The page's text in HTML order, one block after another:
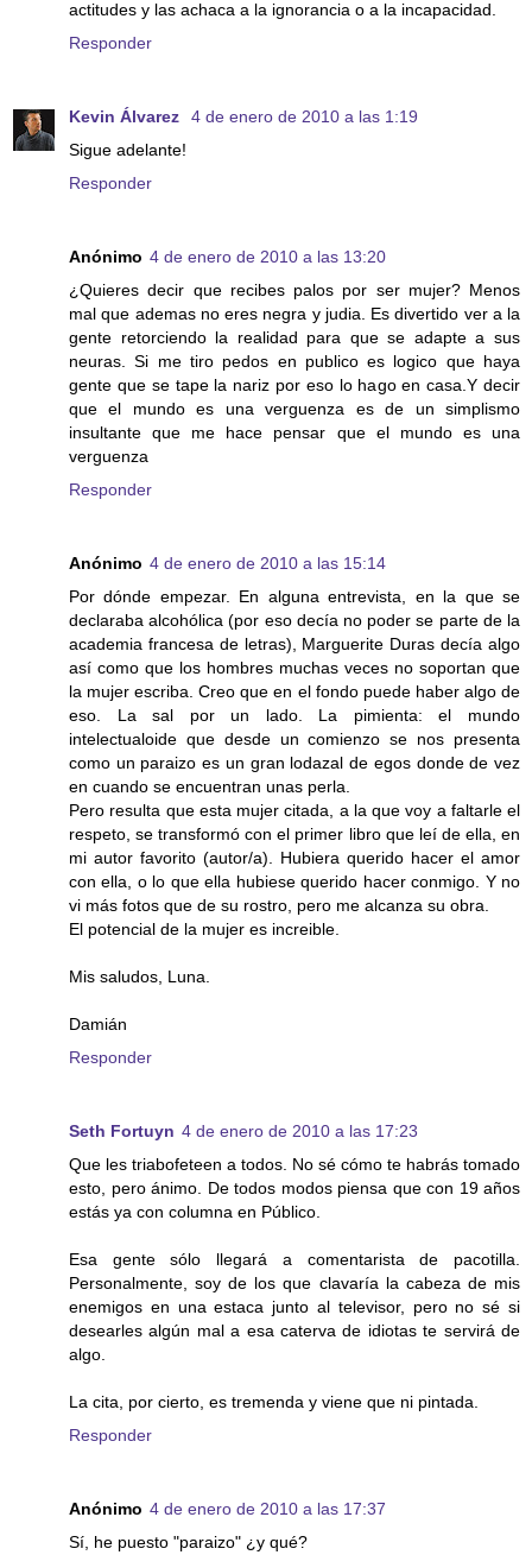
actitudes y las achaca a la ignorancia o a la incapacidad.
Responder
Kevin Álvarez
4 de enero de 2010 a las 1:19
Sigue adelante!
Responder
Anónimo 4 de enero de 2010 a las 13:20
¿Quieres decir que recibes palos por ser mujer? Menos
mal que ademas no eres negra y judia. Es divertido ver a la
gente retorciendo la realidad para que se adapte a sus
neuras. Si me tiro pedos en publico es logico que haya
gente que se tape la nariz por eso lo hago en casa.Y decir
que el mundo es una verguenza es de un simplismo
insultante que me hace pensar que el mundo es una
verguenza
Responder
Anónimo 4 de enero de 2010 a las 15:14
Por dónde empezar. En alguna entrevista, en la que se
declaraba alcohólica (por eso decía no poder se parte de la
academia francesa de letras), Marguerite Duras decía algo
así como que los hombres muchas veces no soportan que
la mujer escriba. Creo que en el fondo puede haber algo de
eso. La sal por un lado. La pimienta: el mundo
intelectualoide que desde un comienzo se nos presenta
como un paraizo es un gran lodazal de egos donde de vez
en cuando se encuentran unas perla.
Pero resulta que esta mujer citada, a la que voy a faltarle el
respeto, se transformó con el primer libro que leí de ella, en
mi autor favorito (autor/a). Hubiera querido hacer el amor
con ella, o lo que ella hubiese querido hacer conmigo. Y no
vi más fotos que de su rostro, pero me alcanza su obra.
El potencial de la mujer es increible.
Mis saludos, Luna.
Damián
Responder
Seth Fortuyn 4 de enero de 2010 a las 17:23
Que les triabofeteen a todos. No sé cómo te habrás tomado
esto, pero ánimo. De todos modos piensa que con 19 años
estás ya con columna en Público.
Esa gente sólo llegará a comentarista de pacotilla.
Personalmente, soy de los que clavaría la cabeza de mis
enemigos en una estaca junto al televisor, pero no sé si
desearles algún mal a esa caterva de idiotas te servirá de
algo.
La cita, por cierto, es tremenda y viene que ni pintada.
Responder
Anónimo 4 de enero de 2010 a las 17:37
Sí, he puesto "paraizo" ¿y qué?